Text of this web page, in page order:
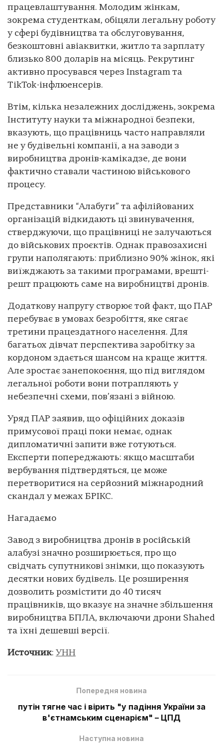
працевлаштування. Молодим жінкам,
зокрема студенткам, обіцяли легальну роботу
у сфері будівництва та обслуговування,
безкоштовні авіаквитки, житло та зарплату
близько 800 доларів на місяць. Рекрутинг
активно просувався через Instagram та
TikTok-інфлюенсерів.
Втім, кілька незалежних досліджень, зокрема
Інституту науки та міжнародної безпеки,
вказують, що працівниць часто направляли
не у будівельні компанії, а на заводи з
виробництва дронів-камікадзе, де вони
фактично ставали частиною військового
процесу.
Представники “Алабуги” та афілійованих
організацій відкидають ці звинувачення,
стверджуючи, що працівниці не залучаються
до військових проєктів. Однак правозахисні
групи наполягають: приблизно 90% жінок, які
виїжджають за такими програмами, врешті-
решт працюють саме на виробництві дронів.
Додаткову напругу створює той факт, що ПАР
перебуває в умовах безробіття, яке сягає
третини працездатного населення. Для
багатьох дівчат перспектива заробітку за
кордоном здається шансом на краще життя.
Але зростає занепокоєння, що під виглядом
легальної роботи вони потрапляють у
небезпечні схеми, пов’язані з війною.
Уряд ПАР заявив, що офіційних доказів
примусової праці поки немає, однак
дипломатичні запити вже готуються.
Експерти попереджають: якщо масштаби
вербування підтвердяться, це може
перетворитися на серйозний міжнародний
скандал у межах БРІКС.
Нагадаємо
Завод з виробництва дронів в російській
алабузі значно розширюється, про що
свідчать супутникові знімки, що показують
десятки нових будівель. Це розширення
дозволить розмістити до 40 тисяч
працівників, що вказує на значне збільшення
виробництва БПЛА, включаючи дрони Shahed
та їхні дешевші версії.
Источник: УНН
Попередня новина
путін тягне час і вірить "у падіння України за
в'єтнамським сценарієм" – ЦПД
Наступна новина